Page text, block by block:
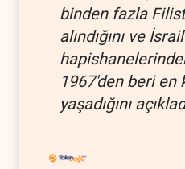
binden fazla
alındığını ve İsrail
1967'den beri en
yaşadığını